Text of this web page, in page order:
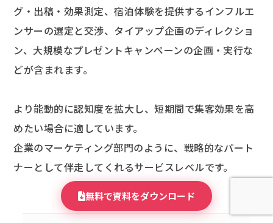
グ・出稿・効果測定、宿泊体験を提供するインフルエ
ンサーの選定と交渉、タイアップ企画のディレクショ
ン、大規模なプレゼントキャンペーンの企画・実行な
どが含まれます。
より能動的に認知度を拡大し、短期間で集客効果を高
めたい場合に適しています。
企業のマーケティング部門のように、戦略的なパート
ナーとして伴走してくれるサービスレベルです。
無料で資料をダウンロード